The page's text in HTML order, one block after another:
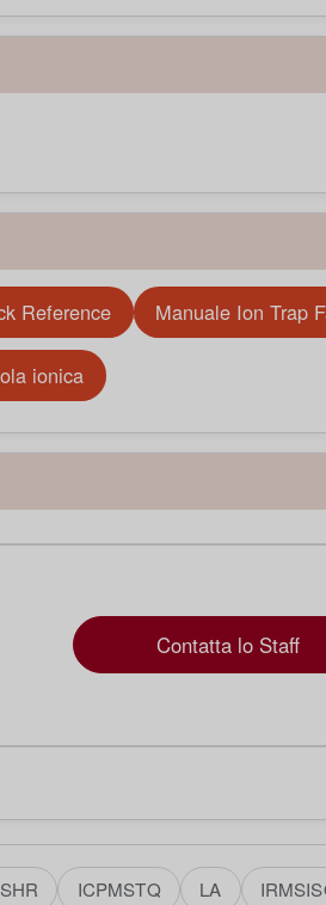
Reference Manuale Ion Trap
ionica
Contatta lo Staff
ICPMSTQ LA